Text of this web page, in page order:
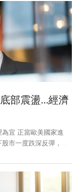
上市櫃企業預估配發
金股息殖利率因股價
日除息的國泰永續高
月國泰永續高股息的
淨
部震盪...經濟
宜 正當歐美國家進
市一度跌深反彈，只
的春天尚未到來。近
美國那斯達克指數、
〈ETF 筆記〉中，中
幅前 5 大，可見股市